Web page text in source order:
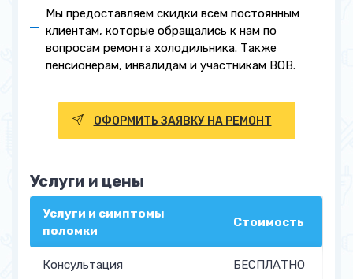
Мы предоставляем скидки всем постоянным
клиентам, которые обращались к нам по
вопросам ремонта холодильника. Также
пенсионерам, инвалидам и участникам ВОВ.
ОФОРМИТЬ ЗАЯВКУ НА РЕМОНТ
Услуги и цены
Услуги и симптомы
поломки
Стоимость
Консультация БЕСПЛАТНО